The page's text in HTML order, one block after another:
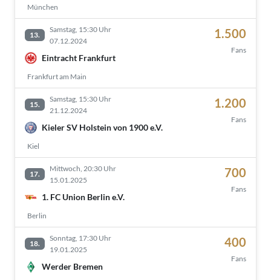
München
13.
Samstag, 15:30 Uhr
07.12.2024
Eintracht Frankfurt
Frankfurt am Main
1.500
Fans
15.
Samstag, 15:30 Uhr
21.12.2024
Kieler SV Holstein von 1900 e.V.
Kiel
1.200
Fans
17.
Mittwoch, 20:30 Uhr
15.01.2025
1. FC Union Berlin e.V.
Berlin
700
Fans
18.
Sonntag, 17:30 Uhr
19.01.2025
Werder Bremen
400
Fans